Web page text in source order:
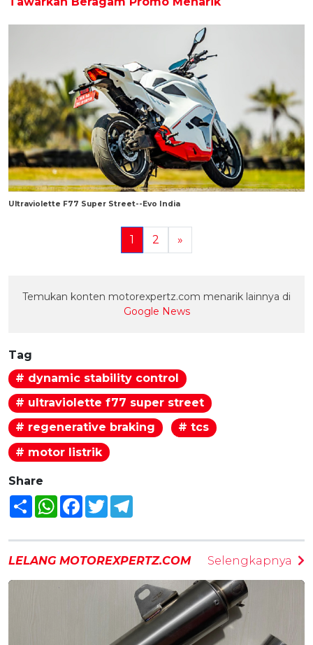
Ultraviolette F77 Super Street--Evo India
1 2 »
Temukan konten motorexpertz.com menarik lainnya di
Google News
Tag
# dynamic stability control
# ultraviolette f77 super street
# regenerative braking
# tcs
# motor listrik
Share
Share WhatsAppFacebook
Twitter
LELANG MOTOREXPERTZ.COM Selengkapnya